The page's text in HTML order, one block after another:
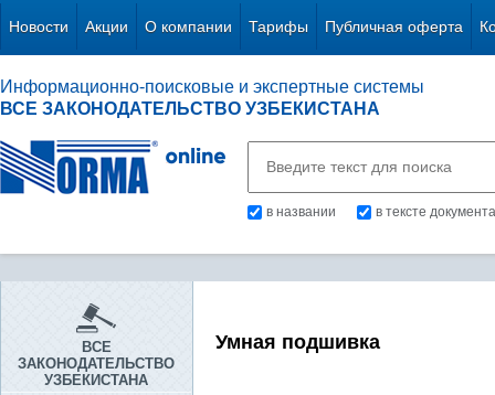
Новости Акции О компании Тарифы Публичная оферта
Информационно-поисковые и экспертные системы
ВСЕ ЗАКОНОДАТЕЛЬСТВО УЗБЕКИСТАНА
в названии в тексте документа
ВСЕ
ЗАКОНОДАТЕЛЬСТВО
УЗБЕКИСТАНА
Умная подшивка